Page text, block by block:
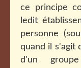
ce principe
ledit
personne
quand il s'agit
d'un